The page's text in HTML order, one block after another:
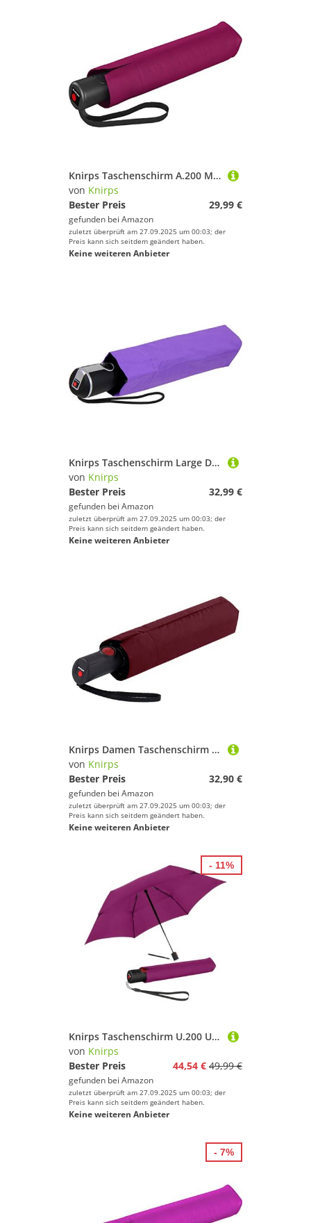
Knirps Taschenschirm A.200 Medium Duomatic Violet
von Knirps
Bester Preis
29,99 €
gefunden bei Amazon
zuletzt überprüft am 27.09.2025 um 00:03; der
Preis kann sich seitdem geändert haben.
Keine weiteren Anbieter
Knirps Taschenschirm Large Duomatic - Violet
von Knirps
Bester Preis
32,99 €
gefunden bei Amazon
zuletzt überprüft am 27.09.2025 um 00:03; der
Preis kann sich seitdem geändert haben.
Keine weiteren Anbieter
Knirps Damen Taschenschirm C.205 Medium Duomatic mit Auf-Zu-Automatik Berry
von Knirps
Bester Preis
32,90 €
gefunden bei Amazon
zuletzt überprüft am 27.09.2025 um 00:03; der
Preis kann sich seitdem geändert haben.
Keine weiteren Anbieter
Knirps Taschenschirm U.200 Ultra Light Duomatic Berry
von Knirps
Bester Preis
44,54 € 49,99 €
gefunden bei Amazon
zuletzt überprüft am 27.09.2025 um 00:03; der
Preis kann sich seitdem geändert haben.
Keine weiteren Anbieter
- 11%
- 7%